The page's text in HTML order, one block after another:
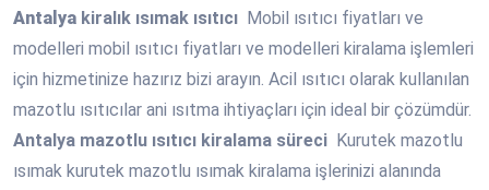
Antalya kiralık ısımak ısıtıcı Mobil ısıtıcı fiyatları ve
modelleri mobil ısıtıcı fiyatları ve modelleri kiralama işlemleri
için hizmetinize hazırız bizi arayın. Acil ısıtıcı olarak kullanılan
mazotlu ısıtıcılar ani ısıtma ihtiyaçları için ideal bir çözümdür.
Antalya mazotlu ısıtıcı kiralama süreci Kurutek mazotlu
ısımak kurutek mazotlu ısımak kiralama işlerinizi alanında